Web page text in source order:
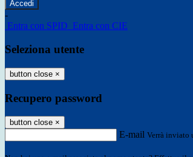
-
Entra con SPID Entra con CIE
Seleziona utente
button close ×
Recupero password
button close ×
E-mail Verrà inviato